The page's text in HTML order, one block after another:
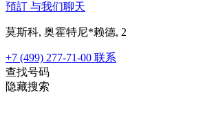
預訂 与我们聊天
莫斯科, 奥霍特尼*赖德, 2
+7 (499) 277-71-00 联系
查找号码
隐藏搜索